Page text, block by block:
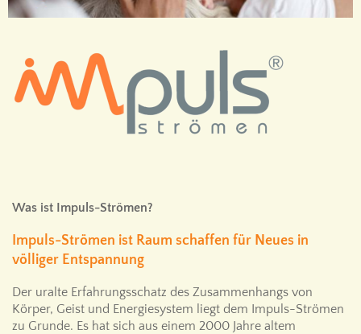
Was ist Impuls-Strömen?
Impuls-Strömen ist Raum schaffen für Neues in
völliger Entspannung
Der uralte Erfahrungsschatz des Zusammenhangs von
Körper, Geist und Energiesystem liegt dem Impuls-Strömen
zu Grunde. Es hat sich aus einem 2000 Jahre altem